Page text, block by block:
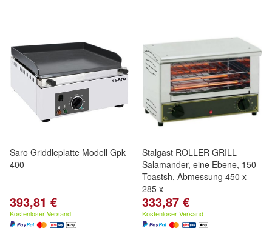
Saro Griddleplatte Modell Gpk
400
393,81 €
Kostenloser Versand
Stalgast ROLLER GRILL
Salamander, eine Ebene, 150
Toastsh, Abmessung 450 x
285 x
333,87 €
Kostenloser Versand